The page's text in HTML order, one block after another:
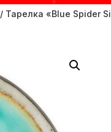
/ Тарелка «Blue Spider